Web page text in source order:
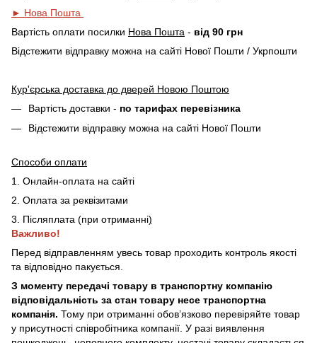
► Нова Пошта
Вартість оплати посилки Нова Пошта - від 90 грн
Відстежити відправку можна на сайті Нової Пошти / Укрпошти
Кур'єрська доставка до дверей Новою Поштою
Вартість доставки - по тарифах перевізника
Відстежити відправку можна на сайті Нової Пошти
Способи оплати
1. Онлайн-оплата на сайті
2. Оплата за реквізитами
3. Післяплата (при отриманні)
Важливо!
Перед відправленням увесь товар проходить контроль якості
та відповідно пакується.
З моменту передачі товару в транспортну компанію
відповідальність за стан товару несе транспортна
компанія. Тому при отриманні обов’язково перевіряйте товар
у присутності співробітника компанії. У разі виявлення